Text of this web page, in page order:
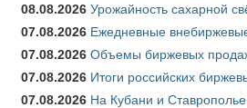
08.08.2026 Урожайность сахарной
07.08.2026 Ежедневные
07.08.2026 Объемы биржевых
07.08.2026 Итоги российских
07.08.2026 На Кубани и